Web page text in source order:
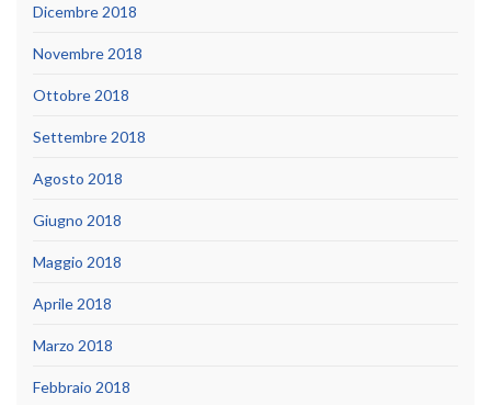
Dicembre 2018
Novembre 2018
Ottobre 2018
Settembre 2018
Agosto 2018
Giugno 2018
Maggio 2018
Aprile 2018
Marzo 2018
Febbraio 2018